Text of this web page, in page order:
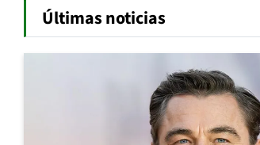
Últimas noticias